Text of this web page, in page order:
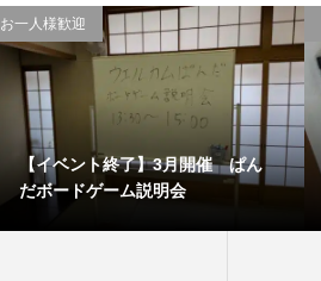
お一人様歓迎
【イベント終了】3月開催 ぱん
だボードゲーム説明会